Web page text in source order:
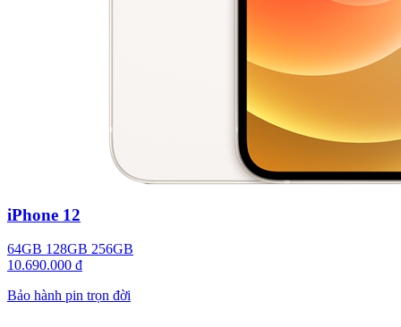
iPhone 12
64GB 128GB 256GB
10.690.000 đ
Bảo hành pin trọn đời